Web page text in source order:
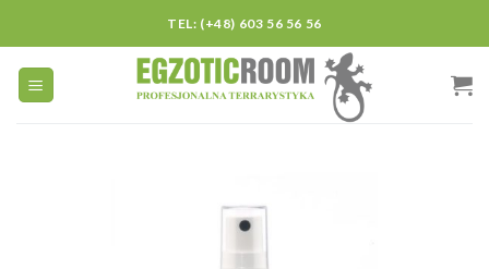
content
TEL: (+48) 603 56 56 56